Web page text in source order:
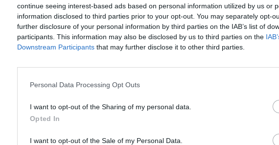
continue seeing interest-based ads based on personal information utilized by us or
information disclosed to third parties prior to your opt-out. You may separately opt-
further disclosure of your personal information by third parties on the IAB’s list of
participants. This information may also be disclosed by us to third parties on the
Downstream Participants that may further disclose it to other third parties.
Personal Data Processing Opt Outs
I want to opt-out of the Sharing of my personal data.
Opted In
I want to opt-out of the Sale of my Personal Data.